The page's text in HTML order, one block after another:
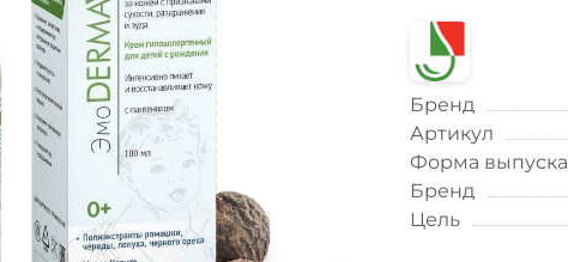
Бренд
Артикул
Форма выпуска
Бренд
Цель